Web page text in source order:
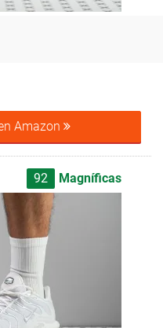
Amazon
92 Magníficas